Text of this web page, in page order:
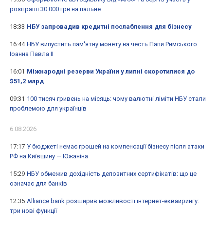
розіграші 30 000 грн на пальне
18:33 НБУ запровадив кредитні послаблення для бізнесу
16:44 НБУ випустить пам'ятну монету на честь Папи Римського
Іоанна Павла II
16:01 Міжнародні резерви України у липні скоротилися до
$51,2 млрд
09:31 100 тисяч гривень на місяць: чому валютні ліміти НБУ стали
проблемою для українців
6.08.2026
17:17 У бюджеті немає грошей на компенсації бізнесу після атаки
РФ на Київщину — Южаніна
15:29 НБУ обмежив дохідність депозитних сертифікатів: що це
означає для банків
12:35 Alliance bank розширив можливості інтернет-еквайрингу:
три нові функції